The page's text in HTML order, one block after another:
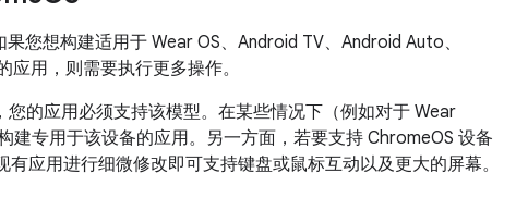
您想构建适用于 Wear OS、Android TV、Android Auto、
用，则需要执行更多操作。
的应用必须支持该模型。在某些情况下（例如对于 Wear
建专用于该设备的应用。另一方面，若要支持 ChromeOS 设备
有应用进行细微修改即可支持键盘或鼠标互动以及更大的屏幕。